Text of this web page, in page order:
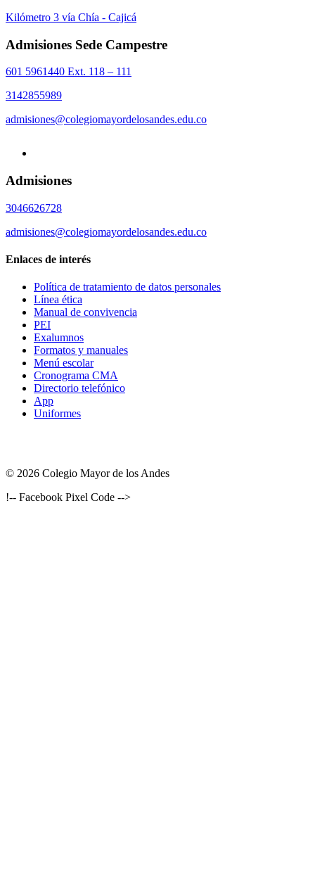
Kilómetro 3 vía Chía - Cajicá
Admisiones Sede Campestre
601 5961440 Ext. 118 – 111
3142855989
admisiones@colegiomayordelosandes.edu.co
Admisiones
3046626728
admisiones@colegiomayordelosandes.edu.co
Enlaces de interés
Política de tratamiento de datos personales
Línea ética
Manual de convivencia
PEI
Exalumnos
Formatos y manuales
Menú escolar
Cronograma CMA
Directorio telefónico
App
Uniformes
© 2026 Colegio Mayor de los Andes
!-- Facebook Pixel Code -->